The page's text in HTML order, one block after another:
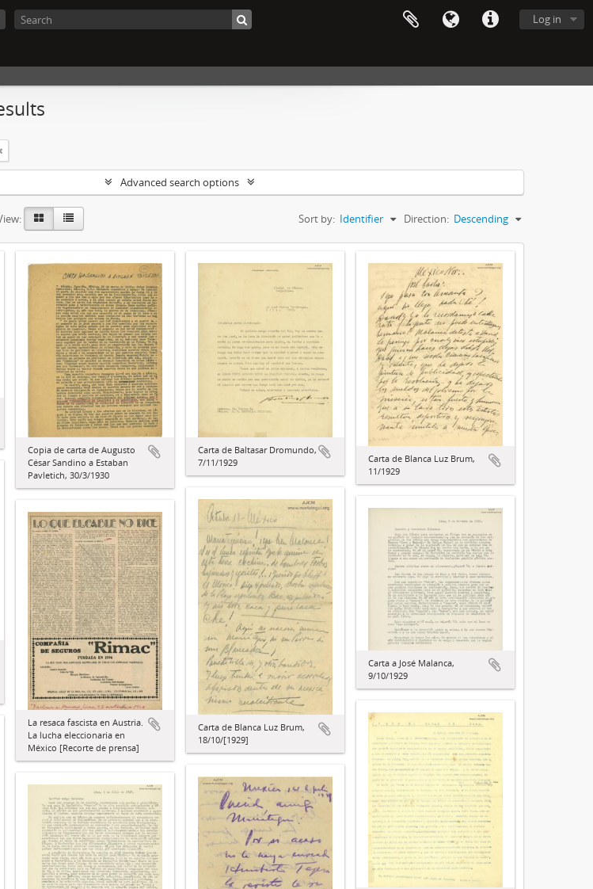
Log in
Advanced search options
Sort by: Identifier Direction: Descending
Copia de carta de Augusto
César Sandino a Estaban
Pavletich, 30/3/1930
Carta de Baltasar Dromundo,
7/11/1929
Carta de Blanca Luz Brum,
11/1929
Carta de Blanca Luz Brum,
18/10/[1929]
Carta a José Malanca,
9/10/1929
La resaca fascista en Austria.
La lucha eleccionaria en
México [Recorte de prensa]